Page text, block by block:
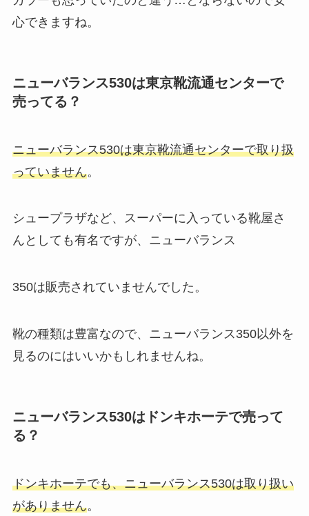
心できますね。
ニューバランス530は東京靴流通センターで
売ってる？
ニューバランス530は東京靴流通センターで取り扱
っていません。
シュープラザなど、スーパーに入っている靴屋さ
んとしても有名ですが、ニューバランス
350は販売されていませんでした。
靴の種類は豊富なので、ニューバランス350以外を
見るのにはいいかもしれませんね。
ニューバランス530はドンキホーテで売って
る？
ドンキホーテでも、ニューバランス530は取り扱い
がありません。